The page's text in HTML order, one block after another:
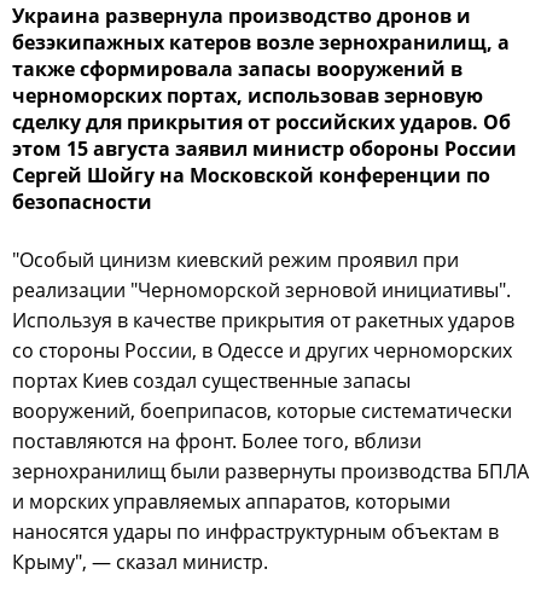
Украина развернула производство дронов и
безэкипажных катеров возле зернохранилищ, а
также сформировала запасы вооружений в
черноморских портах, использовав зерновую
сделку для прикрытия от российских ударов. Об
этом 15 августа заявил министр обороны России
Сергей Шойгу на Московской конференции по
безопасности
"Особый цинизм киевский режим проявил при
реализации "Черноморской зерновой инициативы".
Используя в качестве прикрытия от ракетных ударов
со стороны России, в Одессе и других черноморских
портах Киев создал существенные запасы
вооружений, боеприпасов, которые систематически
поставляются на фронт. Более того, вблизи
зернохранилищ были развернуты производства БПЛА
и морских управляемых аппаратов, которыми
наносятся удары по инфраструктурным объектам в
Крыму", — сказал министр.